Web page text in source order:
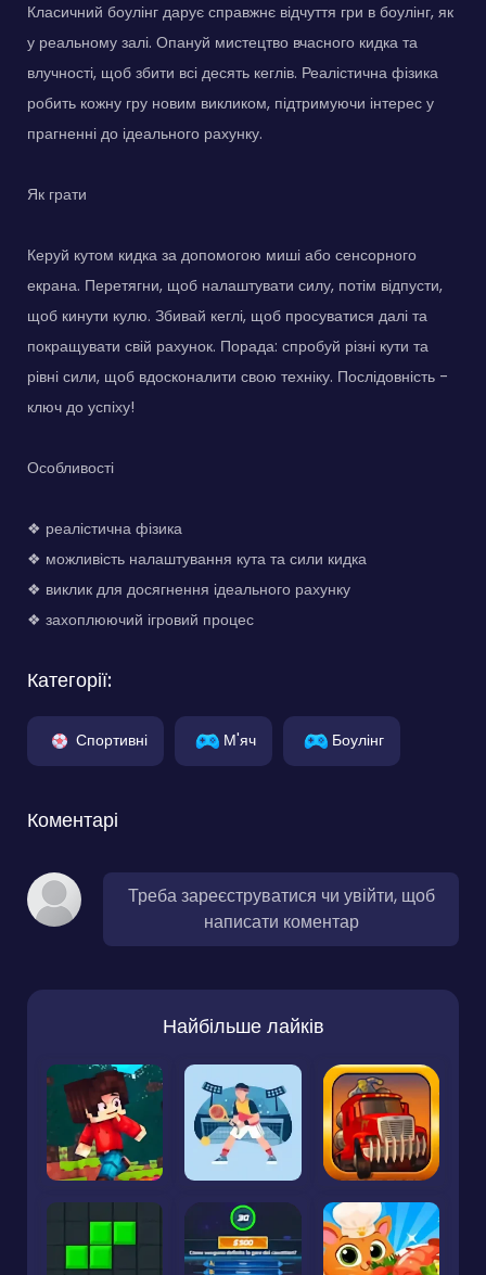
Класичний боулінг дарує справжнє відчуття гри в боулінг, як
у реальному залі. Опануй мистецтво вчасного кидка та
влучності, щоб збити всі десять кеглів. Реалістична фізика
робить кожну гру новим викликом, підтримуючи інтерес у
прагненні до ідеального рахунку.
Як грати
Керуй кутом кидка за допомогою миші або сенсорного
екрана. Перетягни, щоб налаштувати силу, потім відпусти,
щоб кинути кулю. Збивай кеглі, щоб просуватися далі та
покращувати свій рахунок. Порада: спробуй різні кути та
рівні сили, щоб вдосконалити свою техніку. Послідовність -
ключ до успіху!
Особливості
❖ реалістична фізика
❖ можливість налаштування кута та сили кидка
❖ виклик для досягнення ідеального рахунку
❖ захоплюючий ігровий процес
Категорії:
Спортивні М'яч Боулінг
Коментарі
Треба зареєструватися чи увійти, щоб
написати коментар
Найбільше лайків